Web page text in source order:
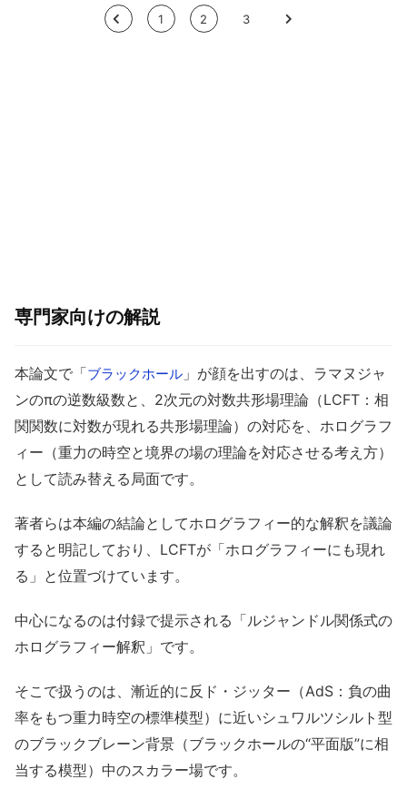
< 1 2 3 >
専門家向けの解説
本論文で「ブラックホール 」が顔を出すのは、ラマヌジャ
ンのπの逆数級数と、2次元の対数共形場理論（LCFT：相
関関数に対数が現れる共形場理論）の対応を、ホログラフ
ィー（重力の時空と境界の場の理論を対応させる考え方）
として読み替える局面です。
著者らは本編の結論としてホログラフィー的な解釈を議論
すると明記しており、LCFTが「ホログラフィーにも現れ
る」と位置づけています。
中心になるのは付録で提示される「ルジャンドル関係式の
ホログラフィー解釈」です。
そこで扱うのは、漸近的に反ド・ジッター（AdS：負の曲
率をもつ重力時空の標準模型）に近いシュワルツシルト型
のブラックブレーン背景（ブラックホールの“平面版”に相
当する模型）中のスカラー場です。